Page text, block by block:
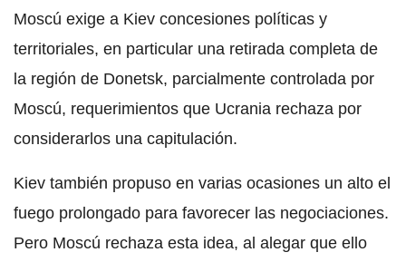
Moscú exige a Kiev concesiones políticas y
territoriales, en particular una retirada completa de
la región de Donetsk, parcialmente controlada por
Moscú, requerimientos que Ucrania rechaza por
considerarlos una capitulación.
Kiev también propuso en varias ocasiones un alto el
fuego prolongado para favorecer las negociaciones.
Pero Moscú rechaza esta idea, al alegar que ello